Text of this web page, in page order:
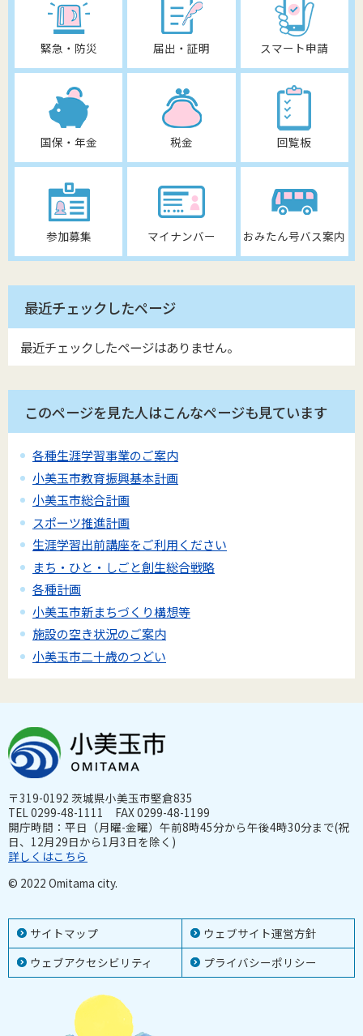
緊急・防災 届出・証明 スマート申請
国保・年金 税金 回覧板
参加募集 マイナンバー おみたん号バス案内
最近チェックしたページ
最近チェックしたページはありません。
このページを見た人はこんなページも見ています
各種生涯学習事業のご案内
小美玉市教育振興基本計画
小美玉市総合計画
スポーツ推進計画
生涯学習出前講座をご利用ください
まち・ひと・しごと創生総合戦略
各種計画
小美玉市新まちづくり構想等
施設の空き状況のご案内
小美玉市二十歳のつどい
サイトマップ
ウェブサイト運営方針
ウェブアクセシビリティ
プライバシーポリシー
〒319-0192 茨城県小美玉市堅倉835
TEL 0299-48-1111 FAX 0299-48-1199
開庁時間：平日（月曜-金曜）午前8時45分から午後4時30分まで(祝
日、12月29日から1月3日を除く)
詳しくはこちら
© 2022 Omitama city.